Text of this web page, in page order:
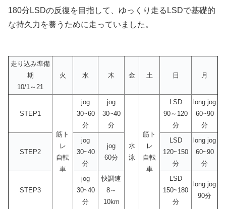
180分LSDの反復を目指して、ゆっくり走るLSDで基礎的
な持久力を養うために走っていました。
走り込み準備
期
10/1～21
火 水 木 金 土 日 月
STEP1
筋ト
レ
自転
車
jog
30~60
分
jog
30~40
分
水
泳
筋ト
レ
自転
車
LSD
90～120
分
long jog
60~90
分
STEP2
jog
30~40
分
jog
60分
LSD
120~150
分
long jog
60~90
分
STEP3
jog
30~40
分
快調速
8～
10km
LSD
150~180
分
long jog
90分